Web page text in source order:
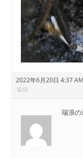
2022年6月20日 4:37 AM
返信
瑞浪